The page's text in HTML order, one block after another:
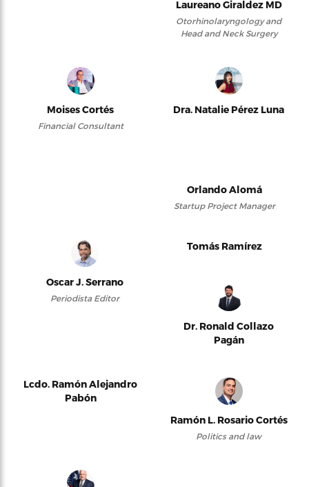
Laureano Giraldez MD
Otorhinolaryngology and
Head and Neck Surgery
Moises Cortés
Financial Consultant
Dra. Natalie Pérez Luna
Orlando Alomá
Startup Project Manager
Oscar J. Serrano
Periodista Editor
Tomás Ramírez
Dr. Ronald Collazo
Pagán
Lcdo. Ramón Alejandro
Pabón
Ramón L. Rosario Cortés
Politics and law